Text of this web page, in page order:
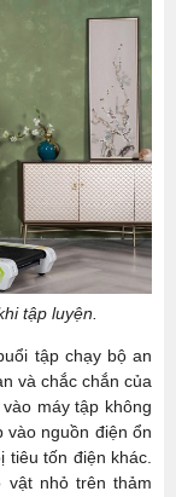
tập luyện.
tập chạy bộ an
và chắc chắn của
máy tập không
vào nguồn điện ổn
tiêu tốn điện khác.
vật nhỏ trên thảm